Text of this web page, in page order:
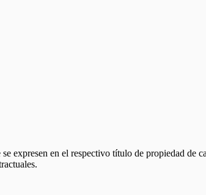
expresen en el respectivo título de propiedad de